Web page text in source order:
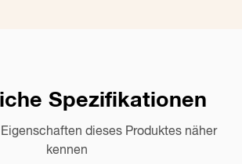
Spezifikationen
dieses Produktes näher
kennen